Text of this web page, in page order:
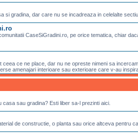
si gradina, dar care nu se incadreaza in celelalte
CaseSiGradini.ro, pe orice tematica, chiar
ceea ce ne place, dar nu ne opreste nimeni sa
amenajari interioare sau exterioare care v-au
sau gradina? Esti liber sa-l prezinti aici.
de constructie, o planta sau orice altceva pentru